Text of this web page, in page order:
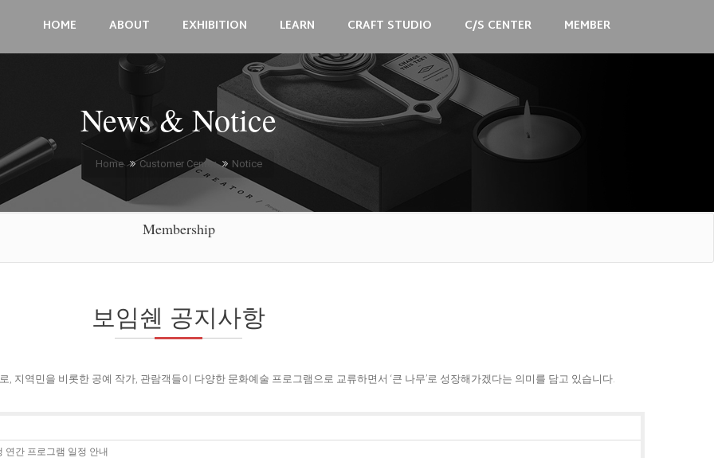
HOME ABOUT EXHIBITION LEARN CRAFT STUDIO C/S CENTER MEMBER
News & Notice
Home Customer Center Notice
Membership
보임쉔 공지사항
, 지역민을 비롯한 공예 작가, 관람객들이 다양한 문화예술 프로그램으로 교류하면서 ‘큰 나무’로 성장해가겠다는 의미를 담고 있습니다.
연간 프로그램 일정 안내